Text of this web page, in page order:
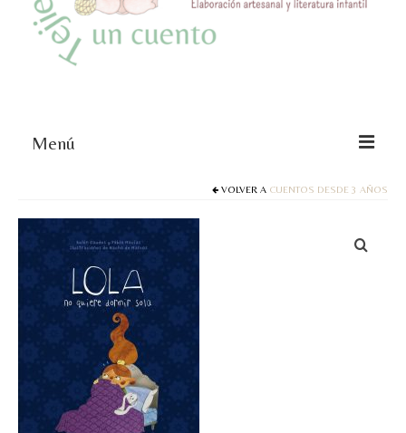
Menú
Materiales de juego
Artesanía Waldorf
Hecho a mano
Tote bag
Papelería
VOLVER A CUENTOS DESDE 3 AÑOS